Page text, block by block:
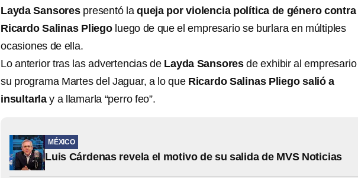
Layda Sansorespresentó laqueja por violencia política de género contra
Ricardo Salinas Pliegoluego de que el empresario se burlara en múltiples
ocasiones de ella.
Lo anterior tras las advertencias de Layda Sansoresde exhibir al
su programa Martes del Jaguar, a lo que Ricardo Salinas Pliego salió a
insultarlay a llamarla “perro feo”.
MÉXICO
Luis Cárdenas revela el motivo de su salida de MVS Noticias